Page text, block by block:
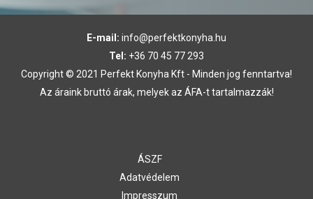
E-mail: info@perfektkonyha.hu
Tel: +36 70 45 77 293
Copyright © 2021 Perfekt Konyha Kft - Minden jog fenntartva!
Az áraink bruttó árak, melyek az ÁFA-t tartalmazzák!
ÁSZF
Adatvédelem
Impresszum